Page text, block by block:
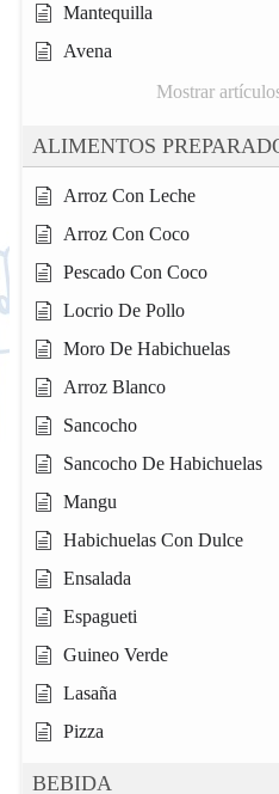
Mantequilla
Avena
Mostrar
ALIMENTOS
Arroz Con Leche
Arroz Con Coco
Pescado Con Coco
Locrio De Pollo
Moro De Habichuelas
Arroz Blanco
Sancocho
Sancocho De Habichuelas
Mangu
Habichuelas Con Dulce
Ensalada
Espagueti
Guineo Verde
Lasaña
Pizza
BEBIDA